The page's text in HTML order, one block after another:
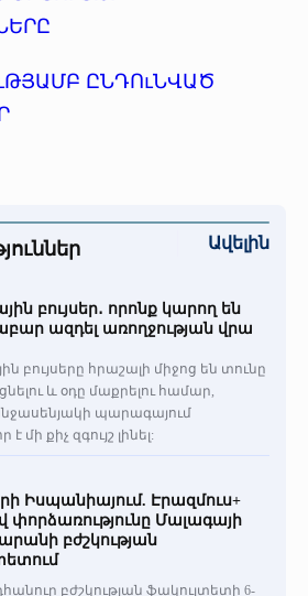
կազմակերպություն
ԸՆԴՈւՆՎԱԾ
Ավելին
բույսեր․ որոնք կարող են
ազդել առողջության վրա
բույսերը հրաշալի միջոց են տունը
և օդը մաքրելու համար,
պարագայում
մի քիչ զգույշ լինել:
Իսպանիայում. Էրազմուս+
փորձառությունը Մալագայի
բժշկության
բժշկության ֆակուլտետի 6-